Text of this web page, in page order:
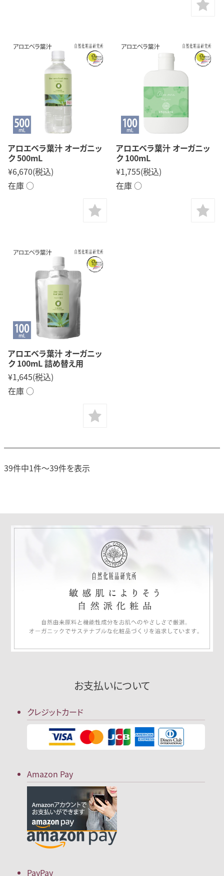
アロエベラ葉汁 オーガニッ
ク 500mL
¥6,670(税込)
在庫 ○
アロエベラ葉汁 オーガニッ
ク 100mL
¥1,755(税込)
在庫 ○
アロエベラ葉汁 オーガニッ
ク 100mL 詰め替え用
¥1,645(税込)
在庫 ○
39件中1件～39件を表示
お支払いについて
クレジットカード
Amazon Pay
PayPay